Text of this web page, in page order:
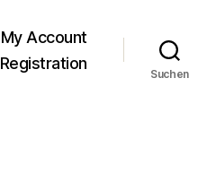
My Account
Registration
Suchen